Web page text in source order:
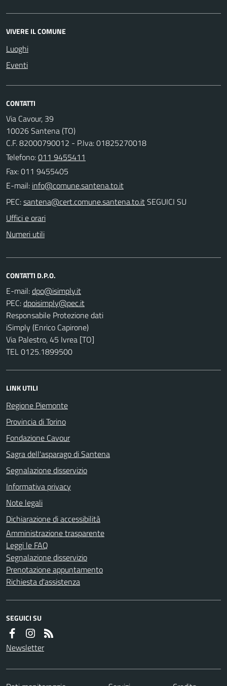
VIVERE IL COMUNE
Luoghi
Eventi
CONTATTI
Via Cavour, 39
10026 Santena (TO)
C.F. 82000790012 - P.Iva: 01825270018
Telefono:011 9455411
Fax: 011 9455405
E-mail:
PEC:
SEGUICI SU
Uffici e orari
Numeri utili
CONTATTI D.P.O.
E-mail:
PEC:
Responsabile Protezione dati
iSimply (Enrico Capirone)
Via Palestro, 45 Ivrea [TO]
TEL 0125.1899500
LINK UTILI
Regione Piemonte
Provincia di Torino
Fondazione Cavour
Sagra dell'asparago di Santena
Segnalazione disservizio
Informativa privacy
Note legali
Dichiarazione di accessibilità
Amministrazione trasparente
Leggi le FAQ
Segnalazione disservizio
Prenotazione appuntamento
Richiesta d'assistenza
SEGUICI SU
Newsletter